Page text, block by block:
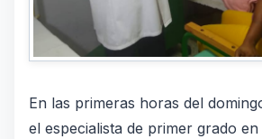
En las primeras horas del
el especialista de primer grado en